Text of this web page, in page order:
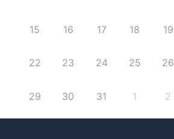
15 16 17 18 19
22 23 24 25 26
29 30 31 1 2